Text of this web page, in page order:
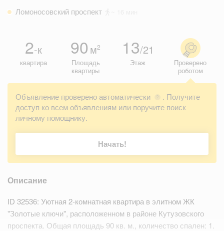
Ломоносовский проспект
2-к
квартира
90 м2
Площадь
квартиры
13/21
Этаж
Проверено
роботом
Объявление проверено автоматически ?
. Получите
доступ ко всем объявлениям или поручите поиск
личному помощнику.
Начать!
Описание
ID 32536: Уютная 2-комнатная квартира в элитном ЖК
"Золотые ключи", расположенном в районе Кутузовского
проспекта. Общая площадь 90 кв. м., количество спален: 1.